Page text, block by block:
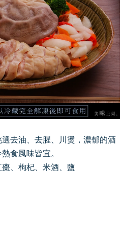
去油、去腥、川燙，濃郁的酒
食風味皆宜。
、枸杞、米酒、鹽